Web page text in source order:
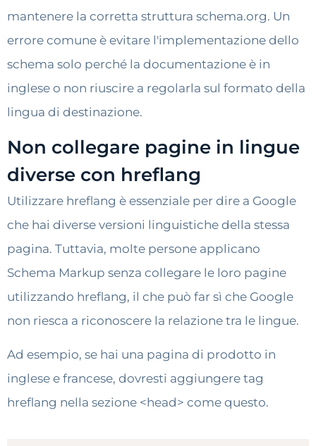
mantenere la corretta struttura schema.org. Un
errore comune è evitare l'implementazione dello
schema solo perché la documentazione è in
inglese o non riuscire a regolarla sul formato della
lingua di destinazione.
Non collegare pagine in lingue
diverse con hreflang
Utilizzare hreflang è essenziale per dire a Google
che hai diverse versioni linguistiche della stessa
pagina. Tuttavia, molte persone applicano
Schema Markup senza collegare le loro pagine
utilizzando hreflang, il che può far sì che Google
non riesca a riconoscere la relazione tra le lingue.
Ad esempio, se hai una pagina di prodotto in
inglese e francese, dovresti aggiungere tag
hreflang nella sezione <head> come questo.